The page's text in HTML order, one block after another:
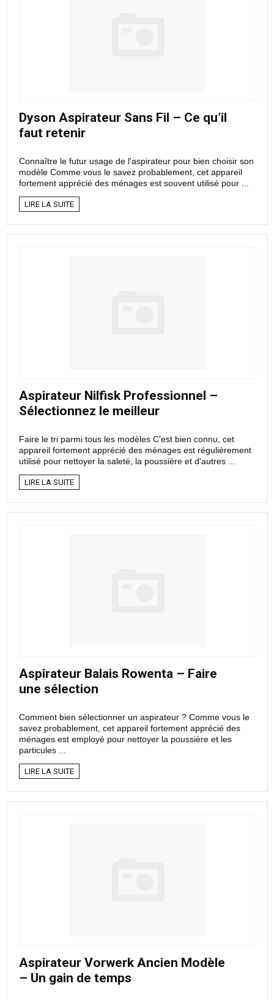
Dyson Aspirateur Sans Fil – Ce qu’il
faut retenir
Connaître le futur usage de l'aspirateur pour bien choisir son
modèle Comme vous le savez probablement, cet appareil
fortement apprécié des ménages est souvent utilisé pour ...
LIRE LA SUITE
Aspirateur Nilfisk Professionnel –
Sélectionnez le meilleur
Faire le tri parmi tous les modèles C'est bien connu, cet
appareil fortement apprécié des ménages est régulièrement
utilisé pour nettoyer la saleté, la poussière et d'autres ...
LIRE LA SUITE
Aspirateur Balais Rowenta – Faire
une sélection
Comment bien sélectionner un aspirateur ? Comme vous le
savez probablement, cet appareil fortement apprécié des
ménages est employé pour nettoyer la poussière et les
particules ...
LIRE LA SUITE
Aspirateur Vorwerk Ancien Modèle
– Un gain de temps